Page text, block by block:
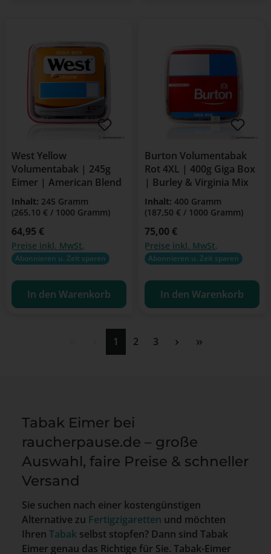
West Yellow
Volumentabak | 245g
Eimer | American Blend
Inhalt: 245 Gramm
(265,10 € / 1000 Gramm)
Regulärer Preis:
64,95 €
Preise inkl. MwSt.
Abonnieren u. Zeit sparen
In den Warenkorb
Burton Volumentabak
Rot 4XL | 400g Giga Box
| Burley & Virginia Mix
Inhalt: 400 Gramm
(187,50 € / 1000 Gramm)
Regulärer Preis:
75,00 €
Preise inkl. MwSt.
Abonnieren u. Zeit sparen
In den Warenkorb
Seite
1 Seite
2 Seite
3
Tabak Eimer bei
raucherpause.de – große
Auswahl, faire Preise & schneller
Versand
Sie suchen nach einer kostengünstigen
Alternative zu Fertigzigaretten und möchten
Ihren Tabak selbst stopfen? Dann sind Tabak
Eimer genau das Richtige für Sie. Tabak-Eimer